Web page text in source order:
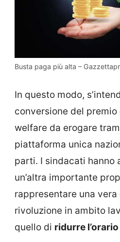
Busta paga più alta –
In questo modo,
conversione del
welfare da erogare
piattaforma unica
parti. I sindacati hanno
un’altra importante
rappresentare una vera
rivoluzione in ambito
quello di ridurre